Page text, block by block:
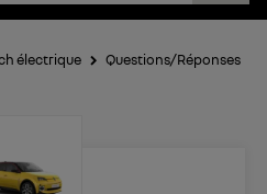
électrique
Questions/Réponses